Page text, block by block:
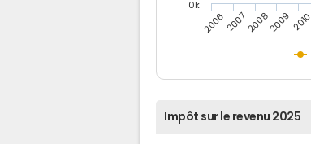
20062007200820092010
0k
Impôt sur le revenu 2025